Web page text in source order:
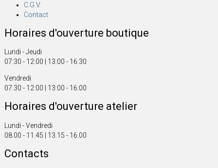
C.G.V.
Contact
Horaires d'ouverture boutique
Lundi - Jeudi
07:30 - 12:00 | 13:00 - 16:30
Vendredi
07:30 - 12:00 | 13:00 - 16:00
Horaires d'ouverture atelier
Lundi - Vendredi
08.00 - 11.45 | 13.15 - 16.00
Contacts